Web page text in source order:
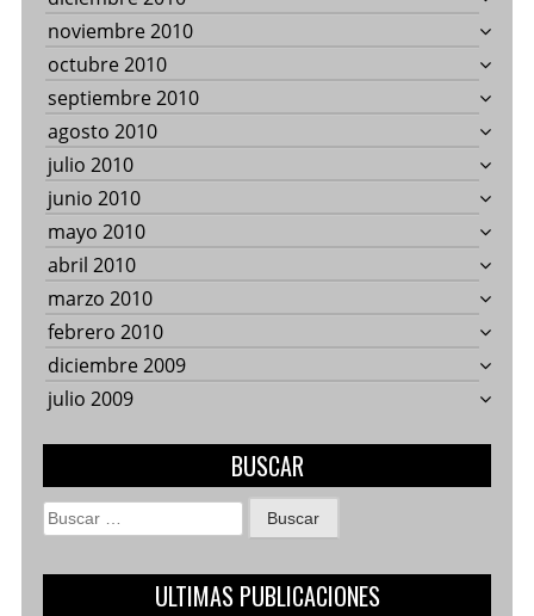
noviembre 2010
octubre 2010
septiembre 2010
agosto 2010
julio 2010
junio 2010
mayo 2010
abril 2010
marzo 2010
febrero 2010
diciembre 2009
julio 2009
BUSCAR
Buscar:
ULTIMAS PUBLICACIONES